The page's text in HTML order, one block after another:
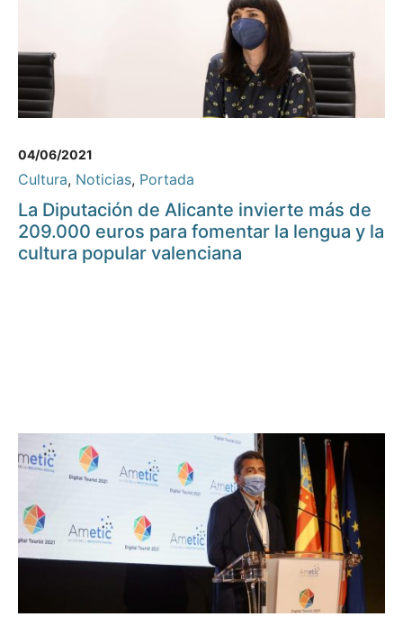
04/06/2021
Cultura, Noticias, Portada
La Diputación de Alicante invierte más de
209.000 euros para fomentar la lengua y la
cultura popular valenciana